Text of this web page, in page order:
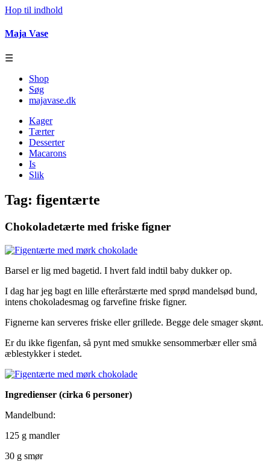
Hop til indhold
Maja Vase
☰
Shop
Søg
majavase.dk
Kager
Tærter
Desserter
Macarons
Is
Slik
Tag: figentærte
Chokoladetærte med friske figner
Barsel er lig med bagetid. I hvert fald indtil baby dukker op.
I dag har jeg bagt en lille efterårstærte med sprød mandelsød bund,
intens chokoladesmag og farvefine friske figner.
Fignerne kan serveres friske eller grillede. Begge dele smager skønt.
Er du ikke figenfan, så pynt med smukke sensommerbær eller små
æblestykker i stedet.
Ingredienser (cirka 6 personer)
Mandelbund:
125 g mandler
30 g smør